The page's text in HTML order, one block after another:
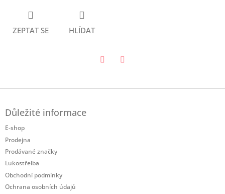
ZEPTAT SE HLÍDAT
Důležité informace
E-shop
Prodejna
Prodávané značky
Lukostřelba
Obchodní podmínky
Ochrana osobních údajů